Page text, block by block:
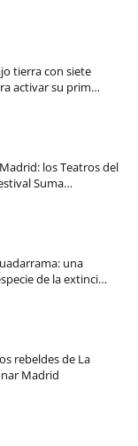
tierra con siete
activar su prim…
los Teatros del
Suma…
una
de la extinci…
rebeldes de La
Madrid